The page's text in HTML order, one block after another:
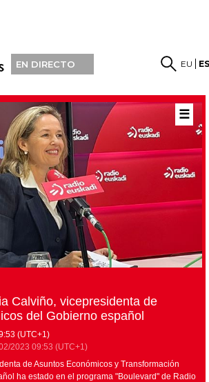
EN DIRECTO EU
☰
Calviño, vicepresidenta de
del Gobierno español
(UTC+1)
2023 09:53 (UTC+1)
de Asuntos Económicos y Transformación
ha estado en el programa "Boulevard" de Radio